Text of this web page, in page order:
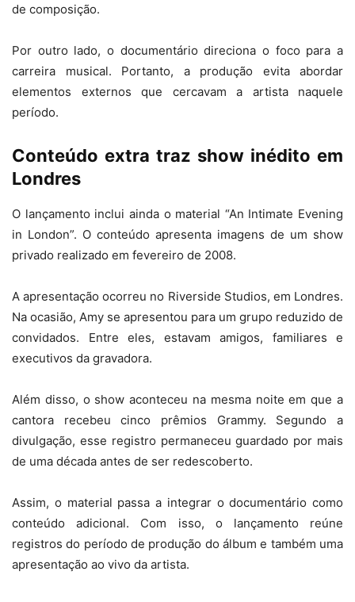
de composição.
Por outro lado, o documentário direciona o foco para a
carreira musical. Portanto, a produção evita abordar
elementos externos que cercavam a artista naquele
período.
Conteúdo extra traz show inédito em
Londres
O lançamento inclui ainda o material “An Intimate Evening
in London”. O conteúdo apresenta imagens de um show
privado realizado em fevereiro de 2008.
A apresentação ocorreu no Riverside Studios, em Londres.
Na ocasião, Amy se apresentou para um grupo reduzido de
convidados. Entre eles, estavam amigos, familiares e
executivos da gravadora.
Além disso, o show aconteceu na mesma noite em que a
cantora recebeu cinco prêmios Grammy. Segundo a
divulgação, esse registro permaneceu guardado por mais
de uma década antes de ser redescoberto.
Assim, o material passa a integrar o documentário como
conteúdo adicional. Com isso, o lançamento reúne
registros do período de produção do álbum e também uma
apresentação ao vivo da artista.